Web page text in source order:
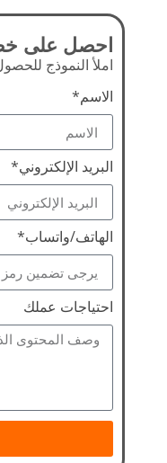
احصل على
املأ النموذج
الاسم*
البريد الإلكتروني*
الهاتف/واتساب*
احتياجات عملك